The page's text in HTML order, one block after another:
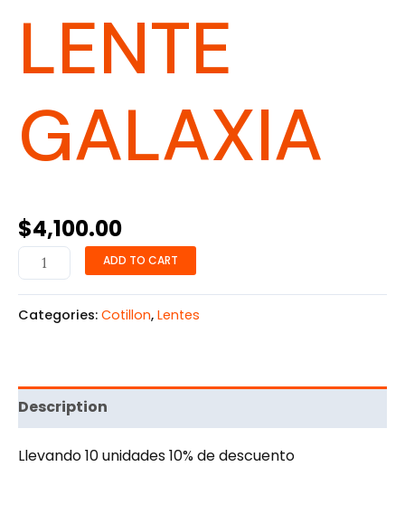
LENTE
GALAXIA
$4,100.00
ADD TO CART
Categories: Cotillon, Lentes
Description
Llevando 10 unidades 10% de descuento